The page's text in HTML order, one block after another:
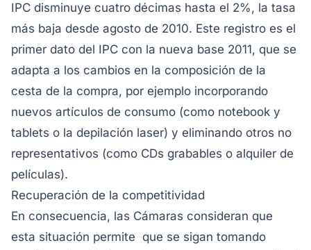
IPC disminuye cuatro décimas hasta el 2%, la tasa
más baja desde agosto de 2010. Este registro es el
primer dato del IPC con la nueva base 2011, que se
adapta a los cambios en la composición de la
cesta de la compra, por ejemplo incorporando
nuevos artículos de consumo (como notebook y
tablets o la depilación laser) y eliminando otros no
representativos (como CDs grabables o alquiler de
películas).
Recuperación de la competitividad
En consecuencia, las Cámaras consideran que
esta situación permite que se sigan tomando